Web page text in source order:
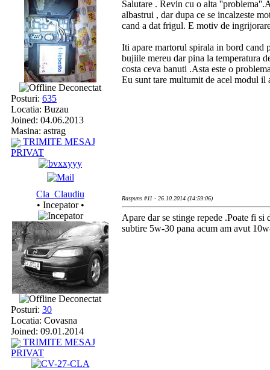
Deconectat
Posturi: 635
Locatia: Buzau
Joined: 04.06.2013
Masina: astrag
TRIMITE MESAJ
PRIVAT
Salutare . Revin cu o alta
albastrui , dar dupa ce se incalzeste
cand a dat frigul. E motiv de
Iti apare martorul spirala in bord cand
bujiile mereu dar pina la temperatura
costa ceva banuti .Asta este o
Eu sunt tare multumit de acel modul il
Cla_Claudiu
• Incepator •
Deconectat
Posturi: 30
Locatia: Covasna
Joined: 09.01.2014
TRIMITE MESAJ
PRIVAT
Raspuns #11 - 26.10.2014 (14:59:06)
Apare dar se stinge repede .Poate fi
subtire 5w-30 pana acum am avut